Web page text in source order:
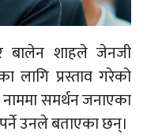
बालेन शाहले जेनजी
लागि प्रस्ताव गरेको
नाममा समर्थन जनाएका
उनले बताएका छन्।